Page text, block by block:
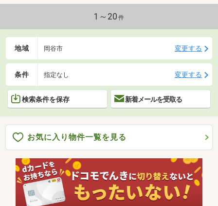
1～20 件
地域 岡谷市 変更する
条件 指定なし 変更する
検索条件を保存 新着メールを受取る
お気に入り物件一覧を見る